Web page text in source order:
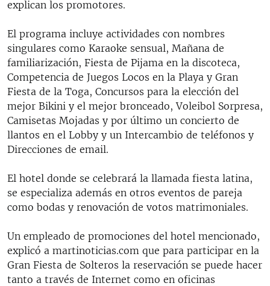
explican los promotores.
El programa incluye actividades con nombres
singulares como Karaoke sensual, Mañana de
familiarización, Fiesta de Pijama en la discoteca,
Competencia de Juegos Locos en la Playa y Gran
Fiesta de la Toga, Concursos para la elección del
mejor Bikini y el mejor bronceado, Voleibol Sorpresa,
Camisetas Mojadas y por último un concierto de
llantos en el Lobby y un Intercambio de teléfonos y
Direcciones de email.
El hotel donde se celebrará la llamada fiesta latina,
se especializa además en otros eventos de pareja
como bodas y renovación de votos matrimoniales.
Un empleado de promociones del hotel mencionado,
explicó a martinoticias.com que para participar en la
Gran Fiesta de Solteros la reservación se puede hacer
tanto a través de Internet como en oficinas